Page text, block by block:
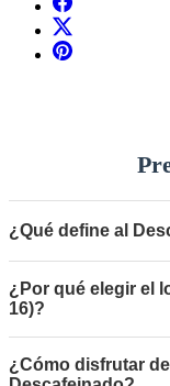
¿Qué define al
¿Por qué elegir el
16)?
¿Cómo disfrutar